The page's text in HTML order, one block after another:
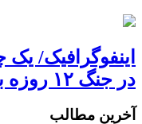
اینفوگرافیک/
در جنگ ۱۲ روزه به باد رفت
آخرین مطالب